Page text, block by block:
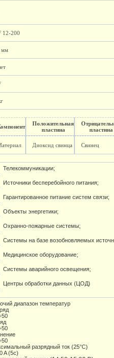
12-200
мм
Положительная
пластина
пластина
Диоксид свинца Свинец
Телекоммуникации;
Источники бесперебойного питания;
Гарантированное питание систем связи;
Объекты энергетики;
Охранно-пожарные системы;
Системы на базе возобновляемых
Медицинское оборудование;
Системы аварийного освещения;
Центры обработки данных (ЦОД)
диапазон температур
разрядный ток (25°С)
A (5c)